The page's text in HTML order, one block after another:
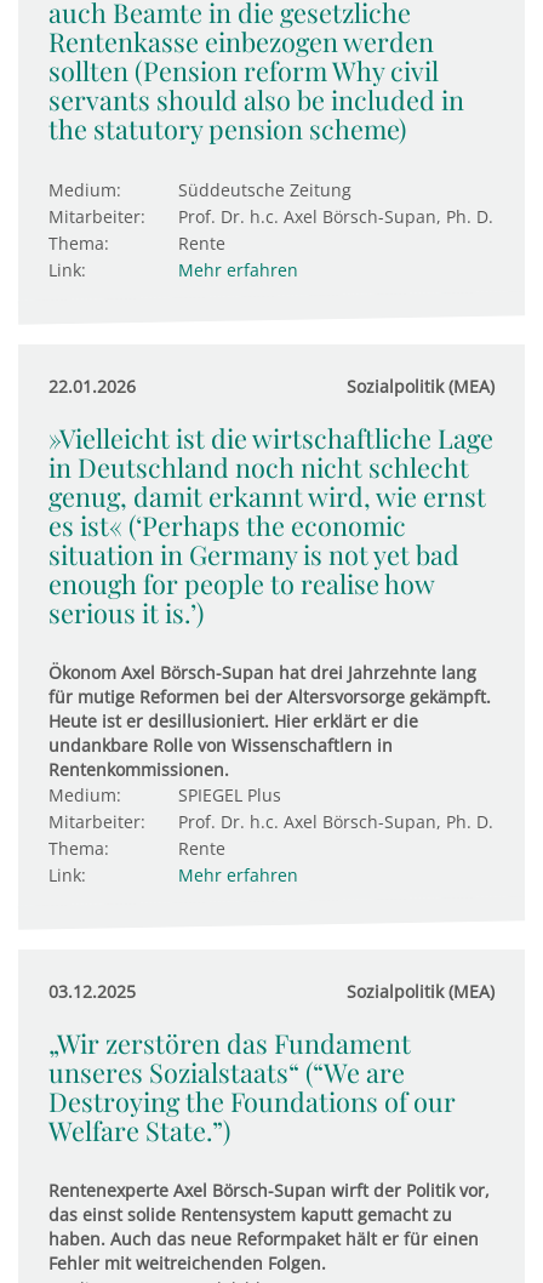
auch Beamte in die gesetzliche
Rentenkasse einbezogen werden
sollten (Pension reform Why civil
servants should also be included in
the statutory pension scheme)
Medium:
Süddeutsche Zeitung
Mitarbeiter:
Prof. Dr. h.c. Axel Börsch-Supan, Ph. D.
Thema:
Rente
Link:
Mehr erfahren
22.01.2026 Sozialpolitik (MEA)
»Vielleicht ist die wirtschaftliche Lage
in Deutschland noch nicht schlecht
genug, damit erkannt wird, wie ernst
es ist« (‘Perhaps the economic
situation in Germany is not yet bad
enough for people to realise how
serious it is.’)
Ökonom Axel Börsch-Supan hat drei Jahrzehnte lang
für mutige Reformen bei der Altersvorsorge gekämpft.
Heute ist er desillusioniert. Hier erklärt er die
undankbare Rolle von Wissenschaftlern in
Rentenkommissionen.
Medium:
SPIEGEL Plus
Mitarbeiter:
Prof. Dr. h.c. Axel Börsch-Supan, Ph. D.
Thema:
Rente
Link:
Mehr erfahren
03.12.2025 Sozialpolitik (MEA)
„Wir zerstören das Fundament
unseres Sozialstaats“ (“We are
Destroying the Foundations of our
Welfare State.”)
Rentenexperte Axel Börsch-Supan wirft der Politik vor,
das einst solide Rentensystem kaputt gemacht zu
haben. Auch das neue Reformpaket hält er für einen
Fehler mit weitreichenden Folgen.